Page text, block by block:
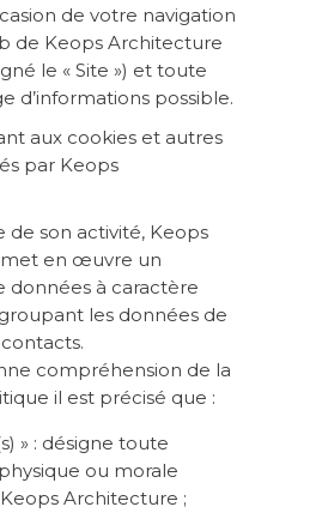
de votre navigation
de Keops Architecture
le « Site ») et toute
d’informations possible.
aux cookies et autres
par Keops
de son activité, Keops
en œuvre un
données à caractère
les données de
compréhension de la
il est précisé que :
» : désigne toute
ou morale
Architecture ;